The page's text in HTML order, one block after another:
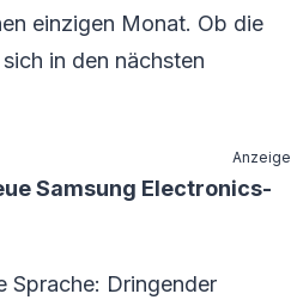
einzigen Monat. Ob die
in den nächsten
Anzeige
Samsung Electronics-
Sprache: Dringender